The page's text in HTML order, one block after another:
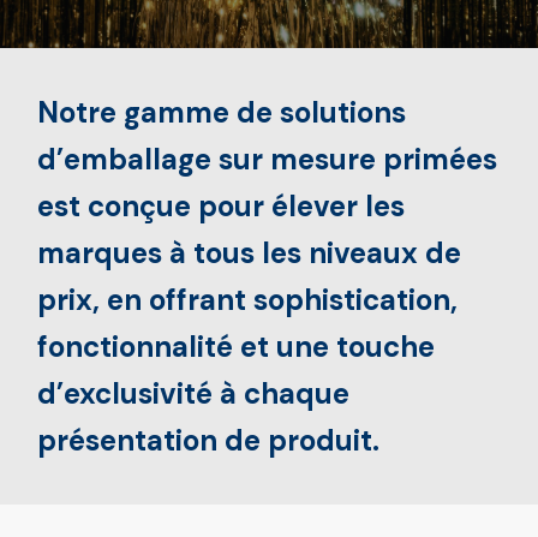
Notre gamme de solutions
d’emballage sur mesure primées
est conçue pour élever les
marques à tous les niveaux de
prix, en offrant sophistication,
fonctionnalité et une touche
d’exclusivité à chaque
présentation de produit.